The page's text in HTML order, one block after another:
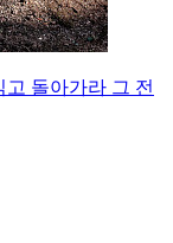
돌아가라 그 전